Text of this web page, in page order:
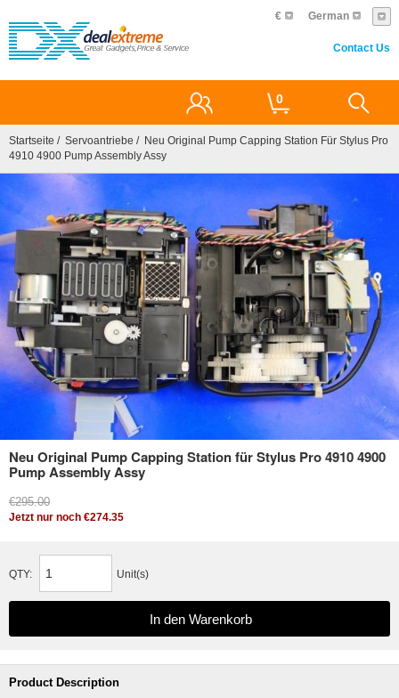
German
€
Contact Us
0
Startseite / Servoantriebe / Neu Original Pump Capping Station Für Stylus Pro
4910 4900 Pump Assembly Assy
Neu Original Pump Capping Station für Stylus Pro 4910 4900
Pump Assembly Assy
€295.00
Jetzt nur noch €274.35
QTY: Unit(s)
Product Description